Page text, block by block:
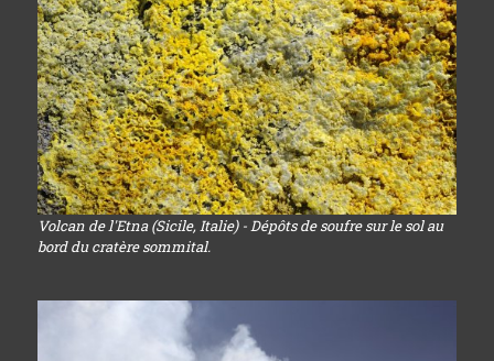
Volcan de l'Etna (Sicile, Italie) - Dépôts de soufre sur le sol au
bord du cratère sommital.